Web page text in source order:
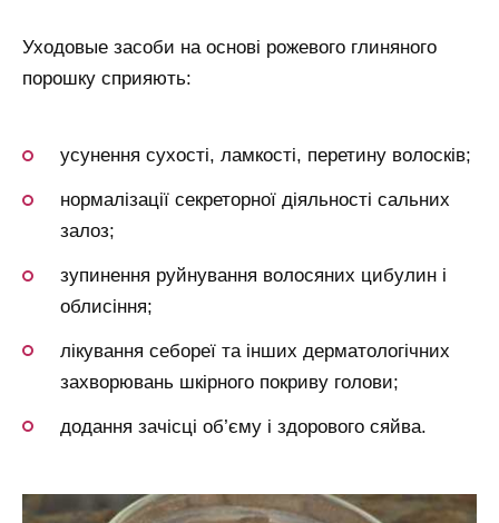
Уходовые засоби на основі рожевого глиняного
порошку сприяють:
усунення сухості, ламкості, перетину волосків;
нормалізації секреторної діяльності сальних
залоз;
зупинення руйнування волосяних цибулин і
облисіння;
лікування себореї та інших дерматологічних
захворювань шкірного покриву голови;
додання зачісці об’єму і здорового сяйва.